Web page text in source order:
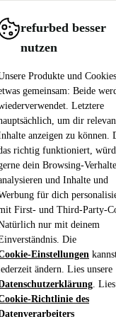
refurbed besser
nutzen
Produkte und
gemeinsam: Beide
Letztere
um dir
anzeigen zu können.
richtig funktioniert,
dein Browsing-
und Inhalte und
für dich
First- und Third-Party-
nur mit deinem
Die
Einstellungen
ändern. Lies unsere
.
Richtlinie des
Hilfe
| i7-
11 Pro | DE